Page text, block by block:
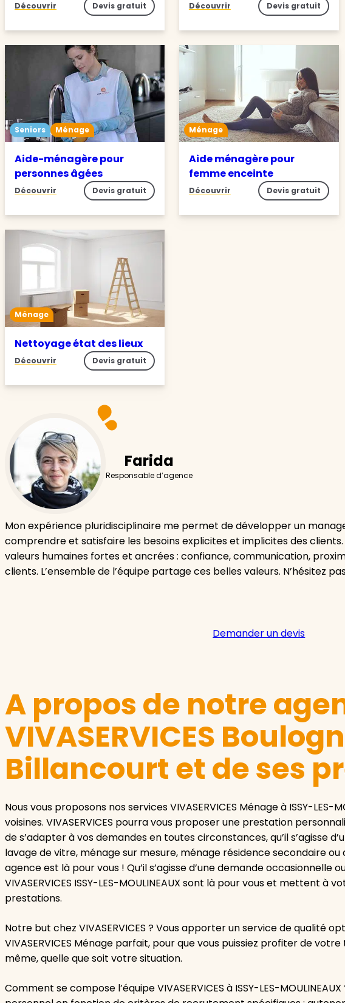
Découvrir Devis gratuit Découvrir Devis gratuit
Seniors Ménage
Aide-ménagère pour
personnes âgées
Découvrir Devis gratuit
Ménage
Aide ménagère pour
femme enceinte
Découvrir Devis gratuit
Ménage
Nettoyage état des lieux
Découvrir Devis gratuit
Farida
Responsable d’agence
Mon expérience pluridisciplinaire me permet de développer un
comprendre et satisfaire les besoins explicites et implicites des
valeurs humaines fortes et ancrées : confiance, communication,
clients. L’ensemble de l’équipe partage ces belles valeurs. N’hésitez
Demander un devis
A propos de notre
VIVASERVICES
Billancourt et de ses
Nous vous proposons nos services VIVASERVICES Ménage à ISSY-LES-
voisines. VIVASERVICES pourra vous proposer une prestation
de s’adapter à vos demandes en toutes circonstances, qu’il s’agisse
lavage de vitre, ménage sur mesure, ménage résidence secondaire
agence est là pour vous ! Qu’il s’agisse d’une demande occasionnelle
VIVASERVICES ISSY-LES-MOULINEAUX sont là pour vous et mettent à
prestations.
Notre but chez VIVASERVICES ? Vous apporter un service de qualité
VIVASERVICES Ménage parfait, pour que vous puissiez profiter de
même, quelle que soit votre situation.
Comment se compose l’équipe VIVASERVICES à ISSY-LES-